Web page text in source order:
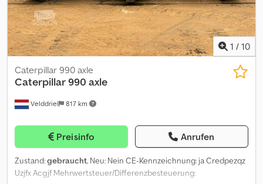
1 / 10
Velddriel 817 km
Caterpillar 990 axle
Caterpillar990 axle
Preisinfo Anrufen
Zustand:gebraucht, Neu: Nein CE-Kennzeichnung: ja Credpezqz
Uzjfx Acgjf Mehrwertsteuer/Differenzbesteuerung: